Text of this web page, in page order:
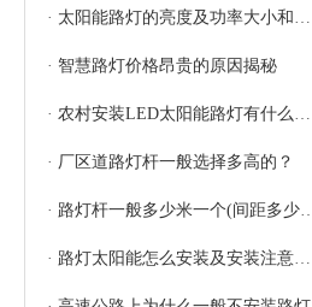
· 太阳能路灯的亮度及功率大小和灯珠的多少有关系吗
· 智慧路灯价格昂贵的原因揭秘
· 农村安装LED太阳能路灯有什么好处
· 厂区道路灯杆一般选择多高的？
· 路灯杆一般多少米一个(间距多少合适)
· 路灯太阳能怎么安装及安装注意事项